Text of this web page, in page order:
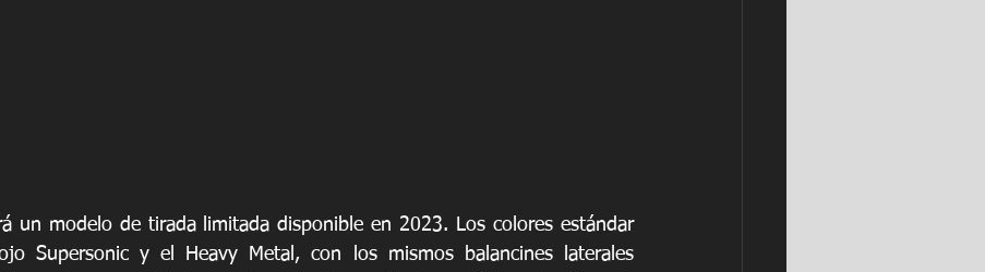
un modelo de tirada limitada disponible en 2023. Los colores estándar
Supersonic y el Heavy Metal, con los mismos balancines laterales